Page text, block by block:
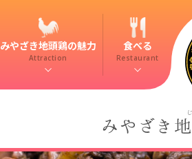
みやざき地頭鶏の魅力
Attraction
食べる
Restaurant